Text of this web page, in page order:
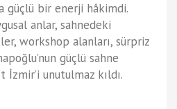
güçlü bir enerji hâkimdi.
anlar, sahnedeki
workshop alanları, sürpriz
güçlü sahne
İzmir’i unutulmaz kıldı.